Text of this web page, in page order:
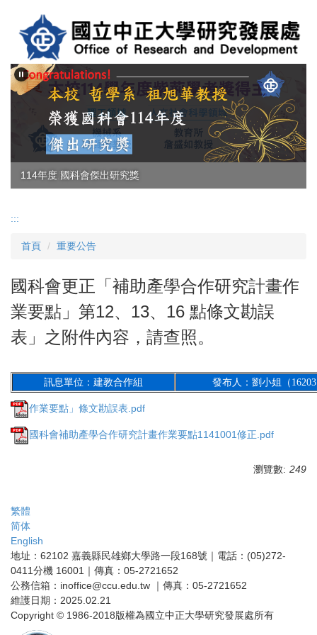
內
容
114學年度紫荊學者獎得主
114年度 國科會傑出研究獎
:::
首頁 重要公告
國科會更正「補助產學合作研究計畫作
業要點」第12、13、16 點條文勘誤
表」之附件內容，請查照。
訊息單位：建教合作組 發布人：劉小姐（
作業要點」條文勘誤表.pdf
國科會補助產學合作研究計畫作業要點1141001修正.pdf
瀏覽數: 249
繁體
简体
English
地址：62102 嘉義縣民雄鄉大學路一段168號｜電話：(05)272-
0411分機 16001｜傳真：05-2721652
公務信箱：inoffice@ccu.edu.tw ｜傳真：05-2721652
維護日期：2025.02.21
Copyright © 1986-2018版權為國立中正大學研究發展處所有